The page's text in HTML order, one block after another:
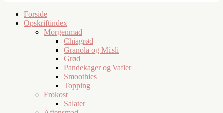
Forside
Opskriftindex
Morgenmad
Chiagrød
Granola og Müsli
Grød
Pandekager og Vafler
Smoothies
Topping
Frokost
Salater